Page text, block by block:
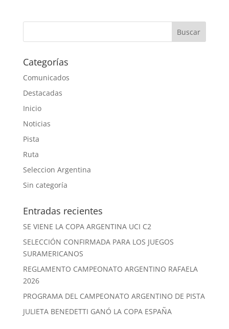
Categorías
Comunicados
Destacadas
Inicio
Noticias
Pista
Ruta
Seleccion Argentina
Sin categoría
Entradas recientes
SE VIENE LA COPA ARGENTINA UCI C2
SELECCIÓN CONFIRMADA PARA LOS JUEGOS
SURAMERICANOS
REGLAMENTO CAMPEONATO ARGENTINO RAFAELA
2026
PROGRAMA DEL CAMPEONATO ARGENTINO DE PISTA
JULIETA BENEDETTI GANÓ LA COPA ESPAÑA